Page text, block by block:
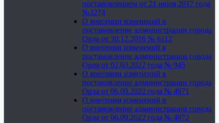
постановлением от 21 июля 2017 года
№3274
О внесении изменений в
постановление администрации города
Орла от 30.12.2016 № 6112
О внесении изменений в
постановление администрации города
Орла от 02.03.2022 года № 945
О внесении изменений в
постановление администрации города
Орла от 06.09.2022 года № 4971
О внесении изменений в
постановление администрации города
Орла от 06.09.2022 года № 4972